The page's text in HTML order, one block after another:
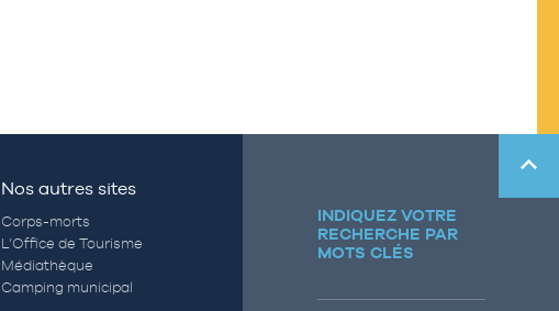
Nos autres sites
Corps-morts
L’Office de Tourisme
Médiathèque
Camping municipal
INDIQUEZ VOTRE
RECHERCHE PAR
MOTS CLÉS